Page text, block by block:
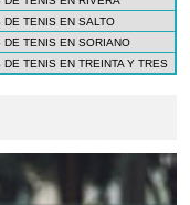
DE TENIS EN SALTO
DE TENIS EN SORIANO
DE TENIS EN TREINTA Y TRES